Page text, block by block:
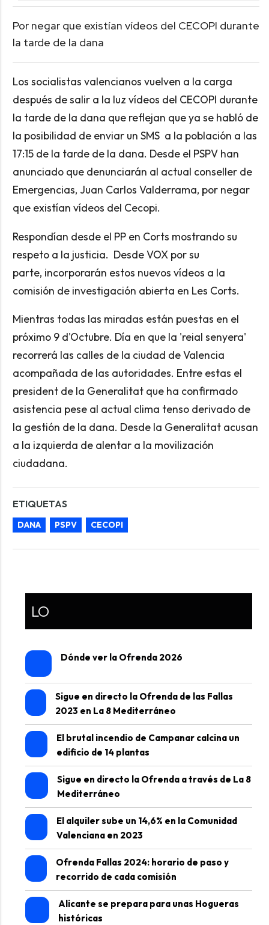
Por negar que existían vídeos del CECOPI durante
la tarde de la dana
Los socialistas valencianos vuelven a la carga
después de salir a la luz vídeos del CECOPI durante
la tarde de la dana que reflejan que ya se habló de
la posibilidad de enviar un SMS a la población a las
17:15 de la tarde de la dana. Desde el PSPV han
anunciado que denunciarán al actual conseller de
Emergencias, Juan Carlos Valderrama, por negar
que existían vídeos del Cecopi.
Respondían desde el PP en Corts mostrando su
respeto a la justicia. Desde VOX por su
parte, incorporarán estos nuevos vídeos a la
comisión de investigación abierta en Les Corts.
Mientras todas las miradas están puestas en el
próximo 9 d'Octubre. Día en que la 'reial senyera'
recorrerá las calles de la ciudad de Valencia
acompañada de las autoridades. Entre estas el
president de la Generalitat que ha confirmado
asistencia pese al actual clima tenso derivado de
la gestión de la dana. Desde la Generalitat acusan
a la izquierda de alentar a la movilización
ciudadana.
ETIQUETAS
DANA PSPV CECOPI
LO
Dónde ver la Ofrenda 2026
Sigue en directo la Ofrenda de las Fallas
2023 en La 8 Mediterráneo
El brutal incendio de Campanar calcina un
edificio de 14 plantas
Sigue en directo la Ofrenda a través de La 8
Mediterráneo
El alquiler sube un 14,6% en la Comunidad
Valenciana en 2023
Ofrenda Fallas 2024: horario de paso y
recorrido de cada comisión
Alicante se prepara para unas Hogueras
históricas